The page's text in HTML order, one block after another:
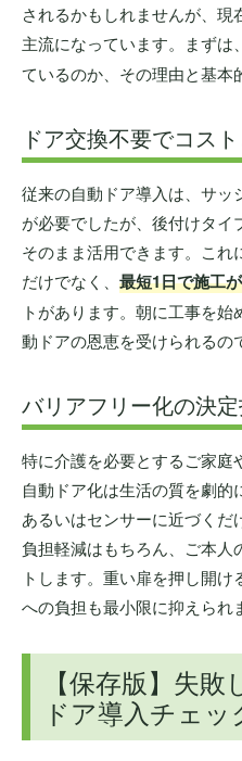
されるかもしれませんが、
主流になっています。まずは
ているのか、その理由と基本
ドア交換不要でコス
従来の自動ドア導入は、サ
が必要でしたが、後付けタ
そのまま活用できます。これ
だけでなく、 最短1日で施工
トがあります。朝に工事を
動ドアの恩恵を受けられるの
バリアフリー化の決
特に介護を必要とするご家
自動ドア化は生活の質を劇的
あるいはセンサーに近づく
負担軽減はもちろん、ご本
トします。重い扉を押し開
への負担も最小限に抑えられ
【保存版】失
ドア導入チェ